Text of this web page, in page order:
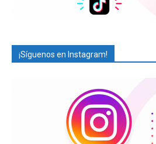
¡Síguenos en Instagram!